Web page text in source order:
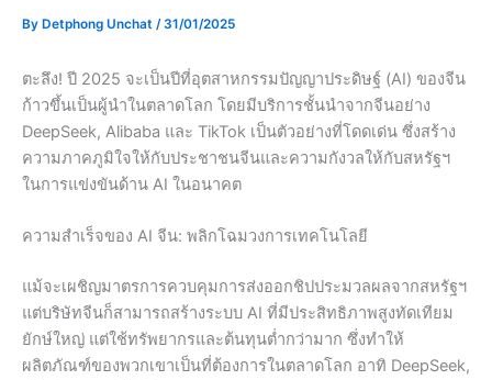
By Detphong Unchat /31/01/2025
ตะลึง! ปี 2025 จะเป็นปีที่อุตสาหกรรมปัญญาประดิษฐ์ (AI) ของจีน
ก้าวขึ้นเป็นผู้นำในตลาดโลก โดยมีบริการชั้นนำจากจีนอย่าง
DeepSeek, Alibaba และ TikTok เป็นตัวอย่างที่โดดเด่น ซึ่งสร้าง
ความภาคภูมิใจให้กับประชาชนจีนและความกังวลให้กับสหรัฐฯ
ในการแข่งขันด้าน AI ในอนาคต
ความสำเร็จของ AI จีน: พลิกโฉมวงการเทคโนโลยี
แม้จะเผชิญมาตรการควบคุมการส่งออกชิปประมวลผลจากสหรัฐฯ
แต่บริษัทจีนก็สามารถสร้างระบบ AI ที่มีประสิทธิภาพสูงทัดเทียม
ยักษ์ใหญ่ แต่ใช้ทรัพยากรและต้นทุนต่ำกว่ามาก ซึ่งทำให้
ผลิตภัณฑ์ของพวกเขาเป็นที่ต้องการในตลาดโลก อาทิ DeepSeek,